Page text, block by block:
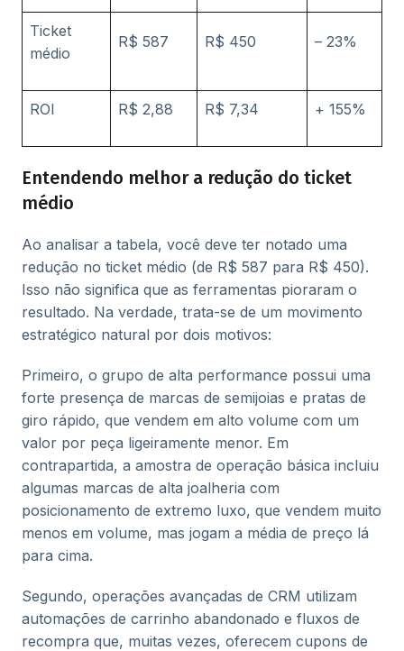
Ticket
médio
R$ 587 R$ 450 – 23%
ROI R$ 2,88 R$ 7,34 + 155%
Entendendo melhor a redução do ticket
médio
Ao analisar a tabela, você deve ter notado uma
redução no ticket médio (de R$ 587 para R$ 450).
Isso não significa que as ferramentas pioraram o
resultado. Na verdade, trata-se de um movimento
estratégico natural por dois motivos:
Primeiro, o grupo de alta performance possui uma
forte presença de marcas de semijoias e pratas de
giro rápido, que vendem em alto volume com um
valor por peça ligeiramente menor. Em
contrapartida, a amostra de operação básica incluiu
algumas marcas de alta joalheria com
posicionamento de extremo luxo, que vendem muito
menos em volume, mas jogam a média de preço lá
para cima.
Segundo, operações avançadas de CRM utilizam
automações de carrinho abandonado e fluxos de
recompra que, muitas vezes, oferecem cupons de